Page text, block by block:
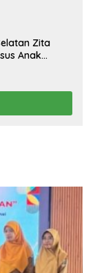
Zita
Anak